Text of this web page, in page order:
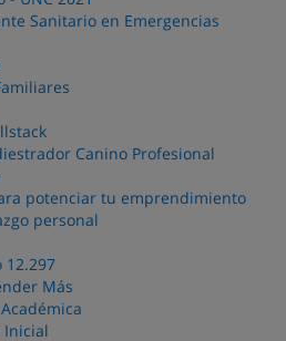
Sanitario en Emergencias
Canino Profesional
potenciar tu emprendimiento
personal
12.297
Más
Inicial